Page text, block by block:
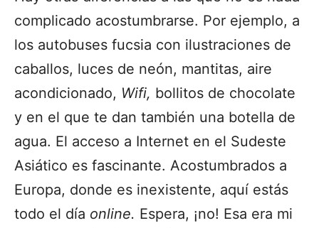
complicado acostumbrarse. Por ejemplo, a
los autobuses fucsia con ilustraciones de
caballos, luces de neón, mantitas, aire
acondicionado, Wifi, bollitos de chocolate
y en el que te dan también una botella de
agua. El acceso a Internet en el Sudeste
Asiático es fascinante. Acostumbrados a
Europa, donde es inexistente, aquí estás
todo el día online. Espera, ¡no! Esa era mi